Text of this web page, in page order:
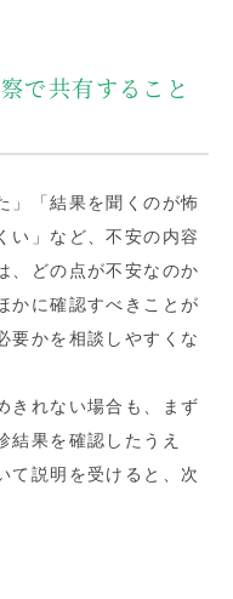
で共有すること
」「結果を聞くのが怖
い」など、不安の内容
、どの点が不安なのか
かに確認すべきことが
要かを相談しやすくな
きれない場合も、まず
結果を確認したうえ
て説明を受けると、次